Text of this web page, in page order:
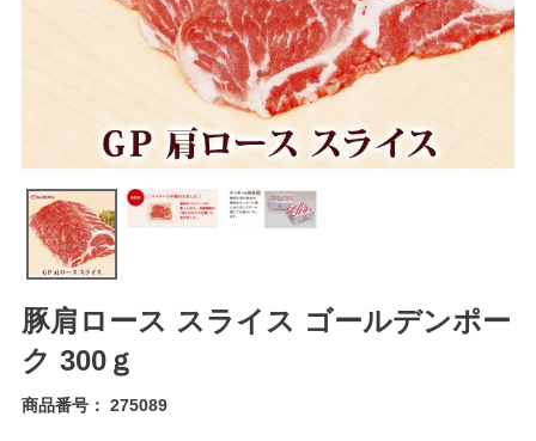
豚肩ロース スライス ゴールデンポー
ク 300ｇ
商品番号 275089